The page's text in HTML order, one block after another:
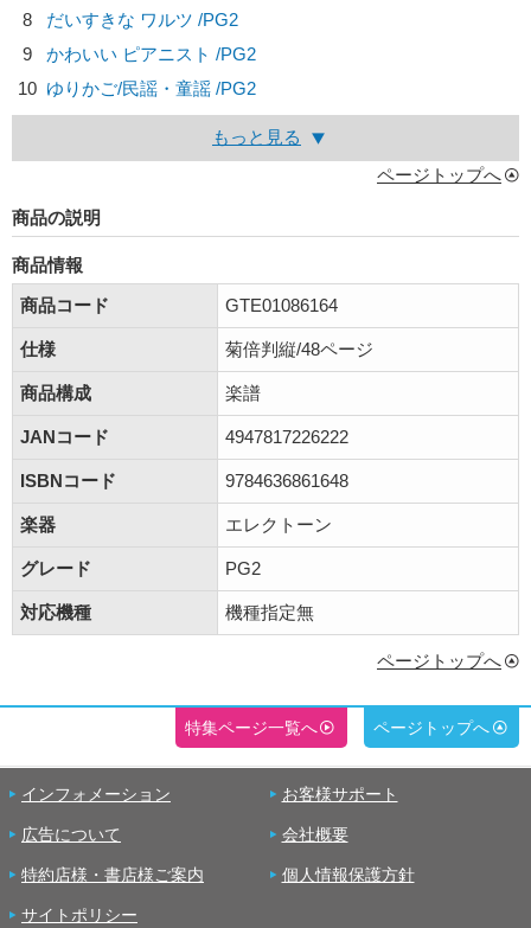
8
だいすきな ワルツ /PG2
9
かわいい ピアニスト /PG2
10 ゆりかご/民謡・童謡 /PG2
もっと見る
ページトップへ
商品の説明
商品情報
商品コード
GTE01086164
仕様 菊倍判縦/48ページ
商品構成 楽譜
JANコード 4947817226222
ISBNコード 9784636861648
楽器 エレクトーン
グレード PG2
対応機種 機種指定無
ページトップへ
特集ページ一覧へ ページトップへ
インフォメーション お客様サポート
広告について 会社概要
特約店様・書店様ご案内 個人情報保護方針
サイトポリシー